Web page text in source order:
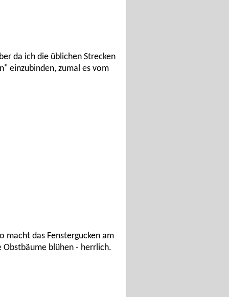
da ich die üblichen Strecken
einzubinden, zumal es vom
macht das Fenstergucken am
Obstbäume blühen - herrlich.